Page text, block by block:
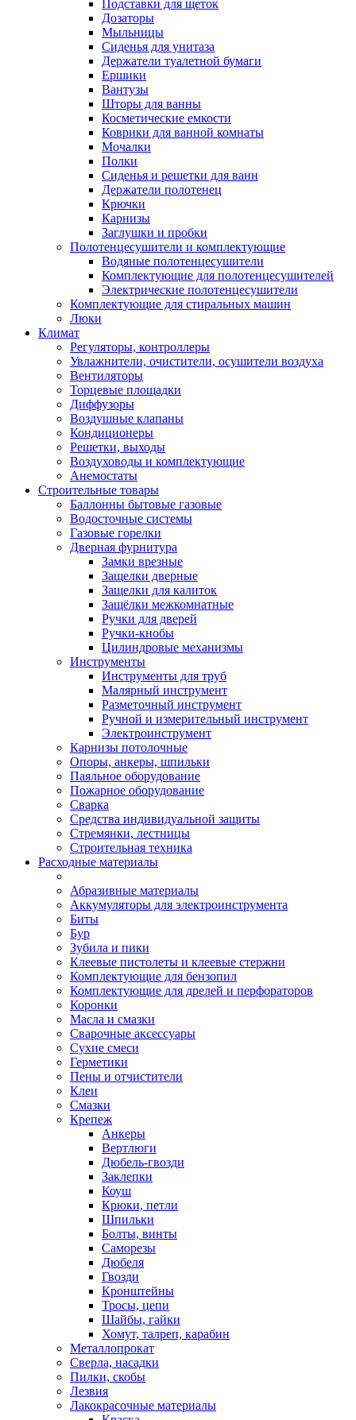
Подставки для щеток
Дозаторы
Мыльницы
Сиденья для унитаза
Держатели туалетной бумаги
Ершики
Вантузы
Шторы для ванны
Косметические емкости
Коврики для ванной комнаты
Мочалки
Полки
Сиденья и решетки для ванн
Держатели полотенец
Крючки
Карнизы
Заглушки и пробки
Полотенцесушители и комплектующие
Водяные полотенцесушители
Комплектующие для полотенцесушителей
Электрические полотенцесушители
Комплектующие для стиральных машин
Люки
Климат
Регуляторы, контроллеры
Увлажнители, очистители, осушители воздуха
Вентиляторы
Торцевые площадки
Диффузоры
Воздушные клапаны
Кондиционеры
Решетки, выходы
Воздуховоды и комплектующие
Анемостаты
Строительные товары
Баллонны бытовые газовые
Водосточные системы
Газовые горелки
Дверная фурнитура
Замки врезные
Защелки дверные
Защелки для калиток
Защёлки межкомнатные
Ручки для дверей
Ручки-кнобы
Цилиндровые механизмы
Инструменты
Инструменты для труб
Малярный инструмент
Разметочный инструмент
Ручной и измерительный инструмент
Электроинструмент
Карнизы потолочные
Опоры, анкеры, шпильки
Паяльное оборудование
Пожарное оборудование
Сварка
Средства индивидуальной защиты
Стремянки, лестницы
Строительная техника
Расходные материалы
Абразивные материалы
Аккумуляторы для электроинструмента
Биты
Бур
Зубила и пики
Клеевые пистолеты и клеевые стержни
Комплектующие для бензопил
Комплектующие для дрелей и перфораторов
Коронки
Масла и смазки
Сварочные аксессуары
Сухие смеси
Герметики
Пены и отчистители
Клеи
Смазки
Крепеж
Анкеры
Вертлюги
Дюбель-гвозди
Заклепки
Коуш
Крюки, петли
Шпильки
Болты, винты
Саморезы
Дюбеля
Гвозди
Кронштейны
Тросы, цепи
Шайбы, гайки
Хомут, талреп, карабин
Металлопрокат
Сверла, насадки
Пилки, скобы
Лезвия
Лакокрасочные материалы